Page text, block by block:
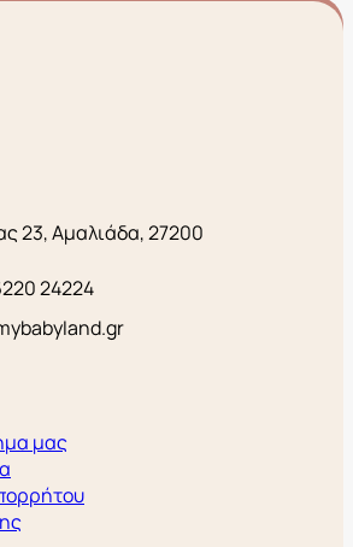
23, Αμαλιάδα, 27200
24224
μας